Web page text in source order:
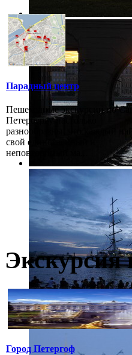
Парадный центр
Пешеходные экскурсии по
Петербургу настолько
разнообразны, что каждый
свой единственный и
неповторимый ма...
Экскурсия
Город Петергоф